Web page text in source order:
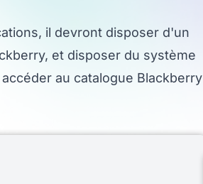
il devront disposer d'un
et disposer du système
au catalogue Blackberry